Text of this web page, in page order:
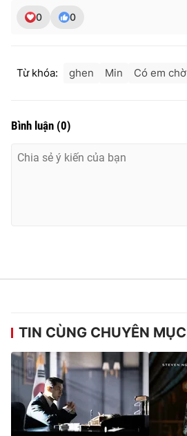
0 0
Từ khóa: ghen Min Có em chờ
Bình luận (0)
TIN CÙNG CHUYÊN MỤC